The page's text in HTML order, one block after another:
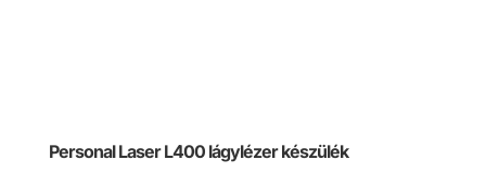
Personal Laser L400 lágylézer készülék